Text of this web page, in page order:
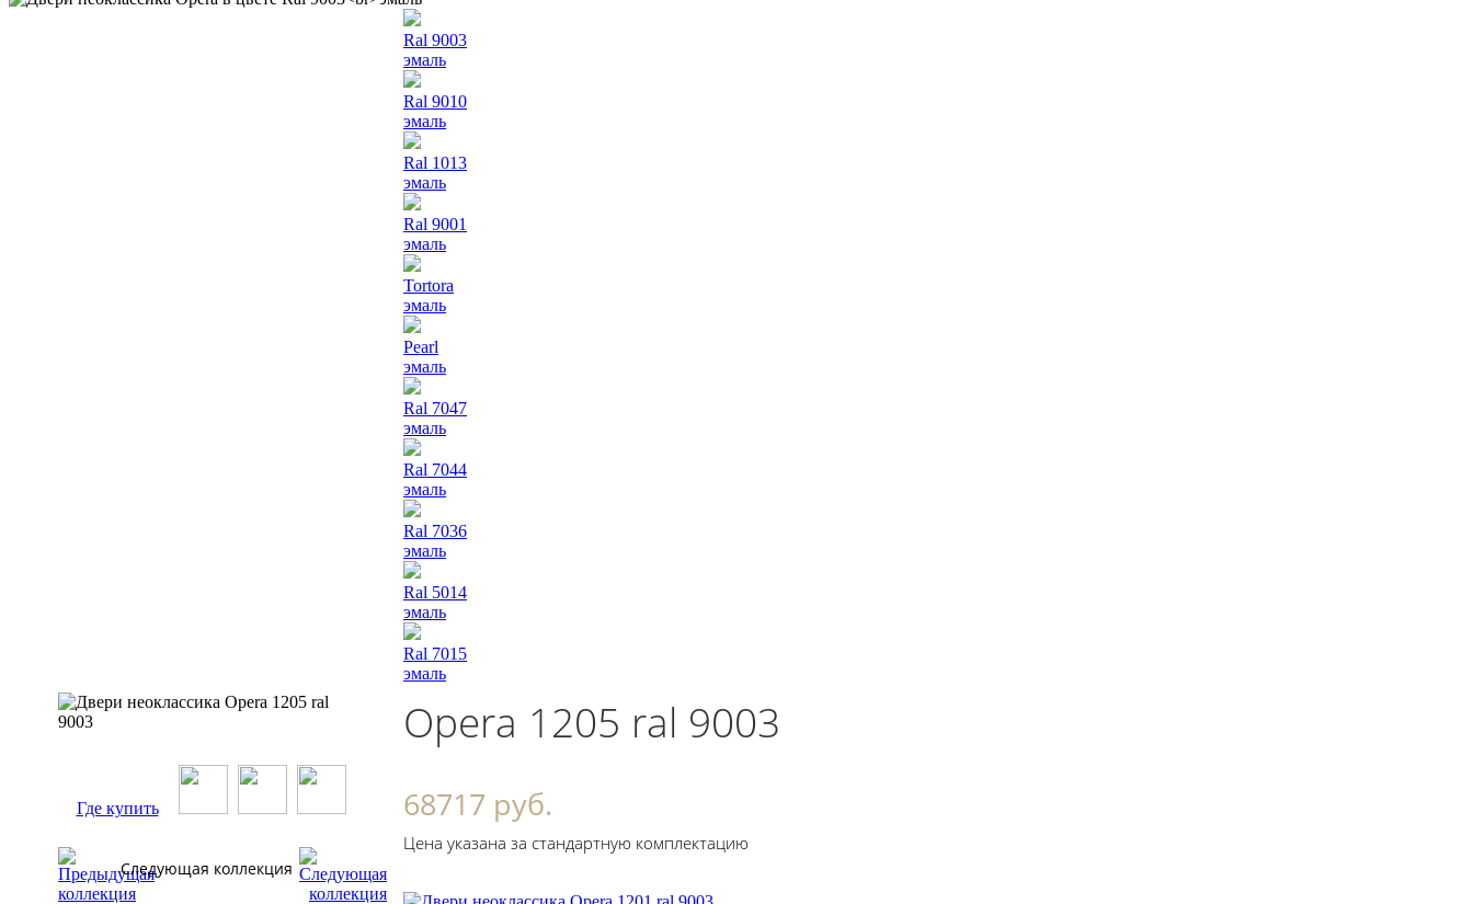
Где купить
Следующая коллекция
Ral 9003
эмаль
Ral 9010
эмаль
Ral 1013
эмаль
Ral 9001
эмаль
Tortora
эмаль
Pearl
эмаль
Ral 7047
эмаль
Ral 7044
эмаль
Ral 7036
эмаль
Ral 5014
эмаль
Ral 7015
эмаль
Opera 1205 ral 9003
68717 руб.
Цена указана за стандартную комплектацию